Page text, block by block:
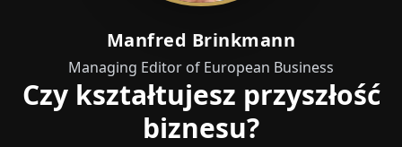
Manfred Brinkmann
Managing Editor of European Business
Czy kształtujesz przyszłość
biznesu?